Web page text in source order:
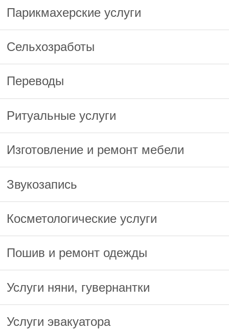
Парикмахерские услуги
Сельхозработы
Переводы
Ритуальные услуги
Изготовление и ремонт мебели
Звукозапись
Косметологические услуги
Пошив и ремонт одежды
Услуги няни, гувернантки
Услуги эвакуатора